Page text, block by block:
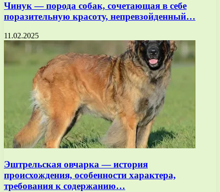
Чинук — порода собак, сочетающая в себе
поразительную красоту, непревзойденный…
11.02.2025
Эштрельская овчарка — история
происхождения, особенности характера,
требования к содержанию…